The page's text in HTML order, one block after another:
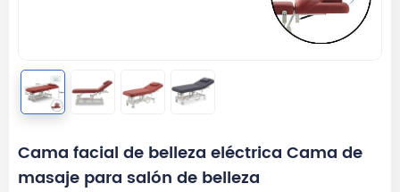
Cama facial de belleza eléctrica Cama de
masaje para salón de belleza